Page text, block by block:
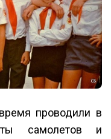
проводили в
самолетов и